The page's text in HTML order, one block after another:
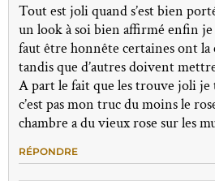
Tout est joli quand s’est bien
un look à soi bien affirmé enfin je
faut être honnête certaines ont la
tandis que d’autres doivent
A part le fait que les trouve joli je
c’est pas mon truc du moins le
chambre a du vieux rose sur les
RÉPONDRE